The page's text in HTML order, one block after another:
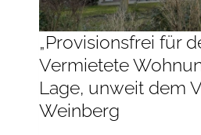
EBK*STELLPLATZ*
„Provisionsfrei für
Vermietete
Lage, unweit dem
Weinberg